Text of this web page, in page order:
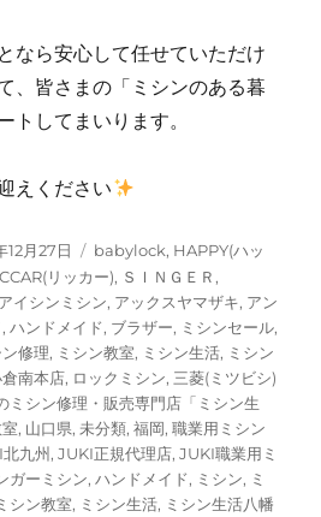
なら安心して任せていただけ
、皆さまの「ミシンのある暮
トしてまいります。
えください
12月27日
カ
テ
ゴ
リ
ー
babylock, HAPPY(ハッ
リッカー), ＳＩＮＧＥＲ ,
アイシンミシン, アックスヤマザキ, アン
,ハンドメイド, ブラザー, ミシンセール,
ン修理, ミシン教室, ミシン生活, ミシン
南本店, ロックミシン, 三菱(ミツビシ)
ミシン修理・販売専門店「ミシン生
, 山口県, 未分類,福岡,職業用ミシン
九州,JUKI正規代理店,JUKI職業用ミ
ガーミシン,ハンドメイド, ミシン, ミ
シン教室, ミシン生活, ミシン生活八幡